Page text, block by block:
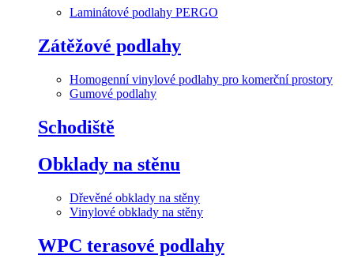
Laminátové podlahy PERGO
Zátěžové podlahy
Homogenní vinylové podlahy pro komerční prostory
Gumové podlahy
Schodiště
Obklady na stěnu
Dřevěné obklady na stěny
Vinylové obklady na stěny
WPC terasové podlahy